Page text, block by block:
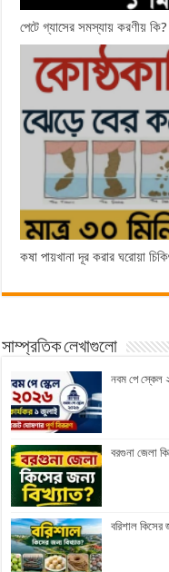
পেটে গ্যাসের সমস্যায় করণীয়
কষা পায়খানা দূর করার ঘরোয়া
সাম্প্রতিক লেখাগুলো
নবম পে স্কেল
বরগুনা জেলা
বরিশাল কিসের